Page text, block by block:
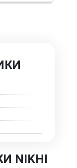
NIKHI